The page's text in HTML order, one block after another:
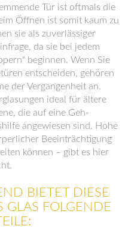
Tür ist oftmals die
Öffnen ist somit kaum zu
sie als zuverlässiger
da sie bei jedem
beginnen. Wenn Sie
entscheiden, gehören
der Vergangenheit an.
ideal für ältere
die auf eine Geh-
angewiesen sind. Hohe
Beeinträchtigung
können – gibt es hier
BIETET DIESE
GLAS FOLGENDE